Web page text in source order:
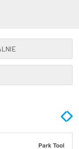
Park Tool